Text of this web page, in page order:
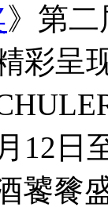
》第
彩呈
12日
饕餮